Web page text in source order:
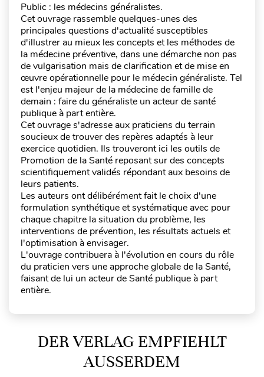
Public : les médecins généralistes.
Cet ouvrage rassemble quelques-unes des
principales questions d'actualité susceptibles
d'illustrer au mieux les concepts et les méthodes de
la médecine préventive, dans une démarche non pas
de vulgarisation mais de clarification et de mise en
œuvre opérationnelle pour le médecin généraliste. Tel
est l'enjeu majeur de la médecine de famille de
demain : faire du généraliste un acteur de santé
publique à part entière.
Cet ouvrage s'adresse aux praticiens du terrain
soucieux de trouver des repères adaptés à leur
exercice quotidien. Ils trouveront ici les outils de
Promotion de la Santé reposant sur des concepts
scientifiquement validés répondant aux besoins de
leurs patients.
Les auteurs ont délibérément fait le choix d'une
formulation synthétique et systématique avec pour
chaque chapitre la situation du problème, les
interventions de prévention, les résultats actuels et
l'optimisation à envisager.
L'ouvrage contribuera à l'évolution en cours du rôle
du praticien vers une approche globale de la Santé,
faisant de lui un acteur de Santé publique à part
entière.
DER VERLAG EMPFIEHLT
AUSSERDEM